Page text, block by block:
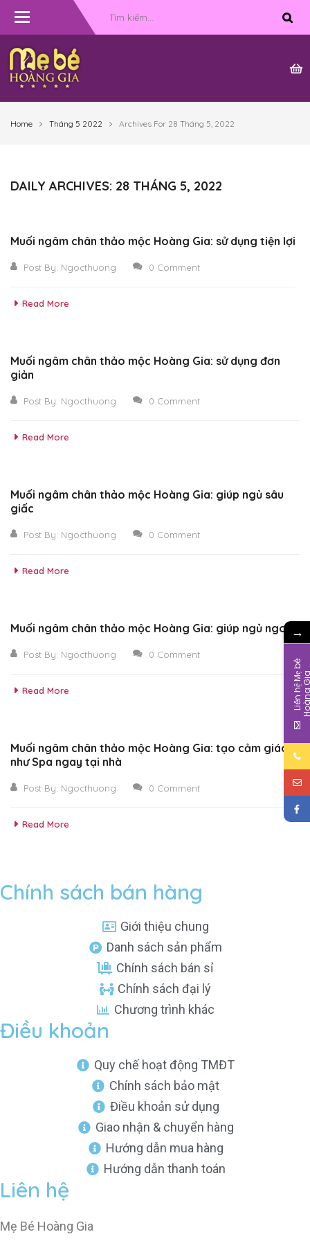
Toggle
Home Tháng 5 2022 Archives For 28 Tháng 5, 2022
DAILY ARCHIVES: 28 THÁNG 5, 2022
Muối ngâm chân thảo mộc Hoàng Gia: sử dụng tiện lợi
Post By: Ngocthuong 0 Comment
Read More
Muối ngâm chân thảo mộc Hoàng Gia: sử dụng đơn
giản
Post By: Ngocthuong 0 Comment
Read More
Muối ngâm chân thảo mộc Hoàng Gia: giúp ngủ sâu
giấc
Post By: Ngocthuong 0 Comment
Read More
Muối ngâm chân thảo mộc Hoàng Gia: giúp ngủ ngon
Post By: Ngocthuong 0 Comment
Read More
Muối ngâm chân thảo mộc Hoàng Gia: tạo cảm giác
như Spa ngay tại nhà
Post By: Ngocthuong 0 Comment
Read More
Chính sách bán hàng
Giới thiệu chung
Danh sách sản phẩm
Chính sách bán sỉ
Chính sách đại lý
Chương trình khác
Điều khoản
Quy chế hoạt động TMĐT
Chính sách bảo mật
Điều khoản sử dụng
Giao nhận & chuyển hàng
Hướng dẫn mua hàng
Hướng dẫn thanh toán
Liên hệ
Mẹ Bé Hoàng Gia
→
L
i
ê
n
h
ệ
M
b
é
H
o
à
n
g
G
i